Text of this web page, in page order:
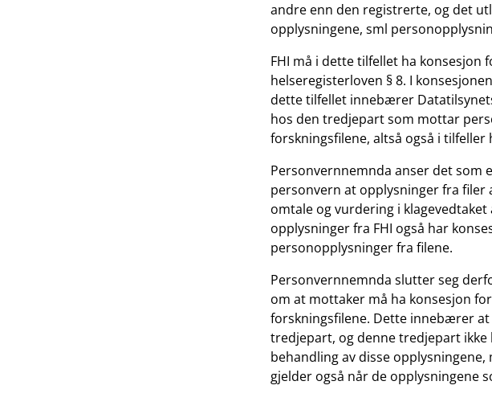
andre enn den registrerte, og det
opplysningene, sml
FHI må i dette tilfellet ha konsesjon
helseregisterloven § 8. I
dette tilfellet innebærer
hos den tredjepart som mottar
forskningsfilene, altså også i tilfeller
Personvernnemnda anser det som
personvern at opplysninger fra
omtale og vurdering i
opplysninger fra FHI også har
personopplysninger fra filene.
Personvernnemnda slutter seg
om at mottaker må ha konsesjon
forskningsfilene. Dette innebærer
tredjepart, og denne tredjepart
behandling av disse
gjelder også når de opplysningene